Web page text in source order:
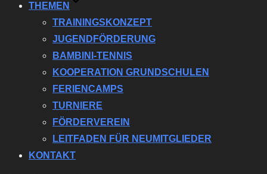
THEMEN
TRAININGSKONZEPT
JUGENDFÖRDERUNG
BAMBINI-TENNIS
KOOPERATION GRUNDSCHULEN
FERIENCAMPS
TURNIERE
FÖRDERVEREIN
LEITFADEN FÜR NEUMITGLIEDER
KONTAKT